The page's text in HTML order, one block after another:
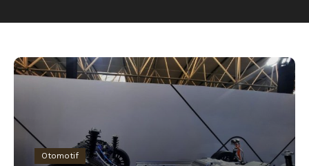
Otomotif